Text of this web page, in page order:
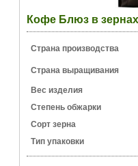
Кофе Блюз в
Страна производства
Страна выращивания
Вес изделия
Степень обжарки
Сорт зерна
Тип упаковки